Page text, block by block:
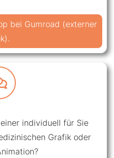
bei Gumroad (externer
individuell für Sie
Grafik oder